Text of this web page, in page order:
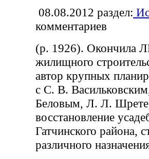
08.08.2012 раздел:
комментариев
(р. 1926). Окончила
жилищного
автор крупных
с С. В.
Беловым, Л. Л.
восстановление
Гатчинского района,
различного